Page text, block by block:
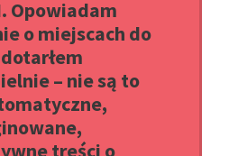
Opowiadam
o miejscach do
– nie są to
treści o